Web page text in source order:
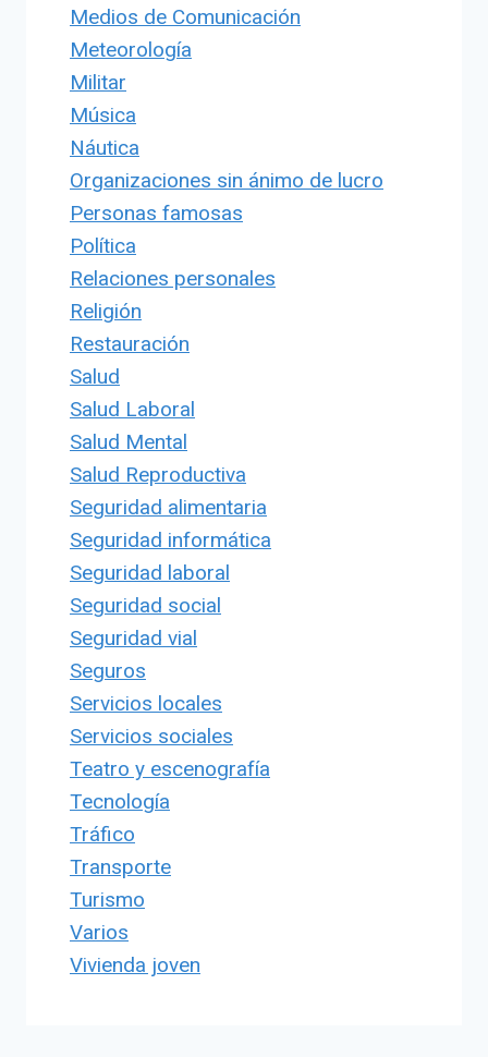
Medios de Comunicación
Meteorología
Militar
Música
Náutica
Organizaciones sin ánimo de lucro
Personas famosas
Política
Relaciones personales
Religión
Restauración
Salud
Salud Laboral
Salud Mental
Salud Reproductiva
Seguridad alimentaria
Seguridad informática
Seguridad laboral
Seguridad social
Seguridad vial
Seguros
Servicios locales
Servicios sociales
Teatro y escenografía
Tecnología
Tráfico
Transporte
Turismo
Varios
Vivienda joven